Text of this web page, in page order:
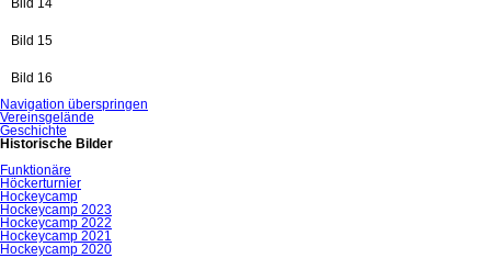
Bild 14
Bild 15
Bild 16
Navigation überspringen
Vereinsgelände
Geschichte
Historische Bilder
Funktionäre
Höckerturnier
Hockeycamp
Hockeycamp 2023
Hockeycamp 2022
Hockeycamp 2021
Hockeycamp 2020